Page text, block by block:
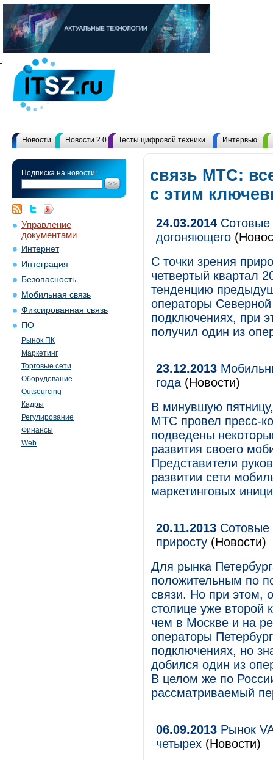
Новости Новости 2.0 Тесты цифровой техники Интервью
Подписка на новости:
Управление
документами
Интернет
Интеграция
Безопасность
Мобильная связь
Фиксированная связь
ПО
Рынок ПК
Маркетинг
Торговые сети
Оборудование
Outsourcing
Кадры
Регулирование
Финансы
Web
связь МТС:
с этим
24.03.2014 Сотовые
догоняющего
С точки зрения
четвертый квартал
тенденцию
операторы
подключениях, при
получил один из
23.12.2013
года (Новости)
В минувшую
МТС провел пресс-
подведены
развития своего
Представители
развитии сети
маркетинговых
20.11.2013 Сотовые
приросту (Новости)
Для рынка
положительным по
связи. Но при этом,
столице уже второй
чем в Москве и на
операторы
подключениях, но
добился один из
В целом же по
рассматриваемый
06.09.2013 Рынок
четырех (Новости)